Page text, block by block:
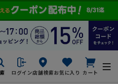
ログイン店舗検索お気に入り カート